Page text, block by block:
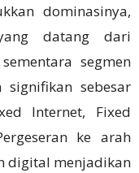
dominasinya,
datang dari
segmen
signifikan sebesar
Internet, Fixed
ke arah
digital menjadikan